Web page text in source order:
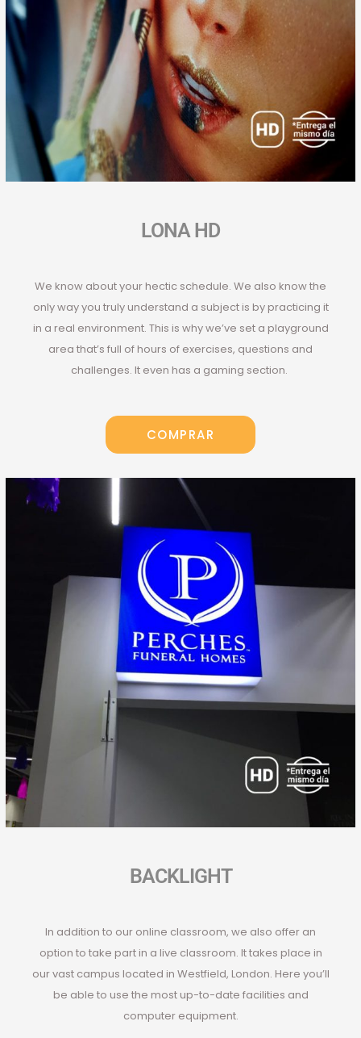
LONA HD
We know about your hectic schedule. We also know the
only way you truly understand a subject is by practicing it
in a real environment. This is why we’ve set a playground
area that’s full of hours of exercises, questions and
challenges. It even has a gaming section.
COMPRAR
BACKLIGHT
In addition to our online classroom, we also offer an
option to take part in a live classroom. It takes place in
our vast campus located in Westfield, London. Here you’ll
be able to use the most up-to-date facilities and
computer equipment.